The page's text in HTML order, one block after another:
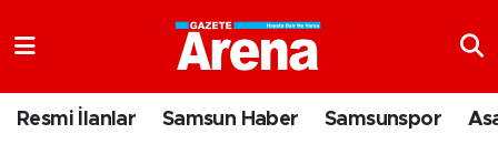
Resmi İlanlar Samsun Haber Samsunspor